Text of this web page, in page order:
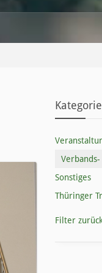
Sonstiges
Thüringer
Filter